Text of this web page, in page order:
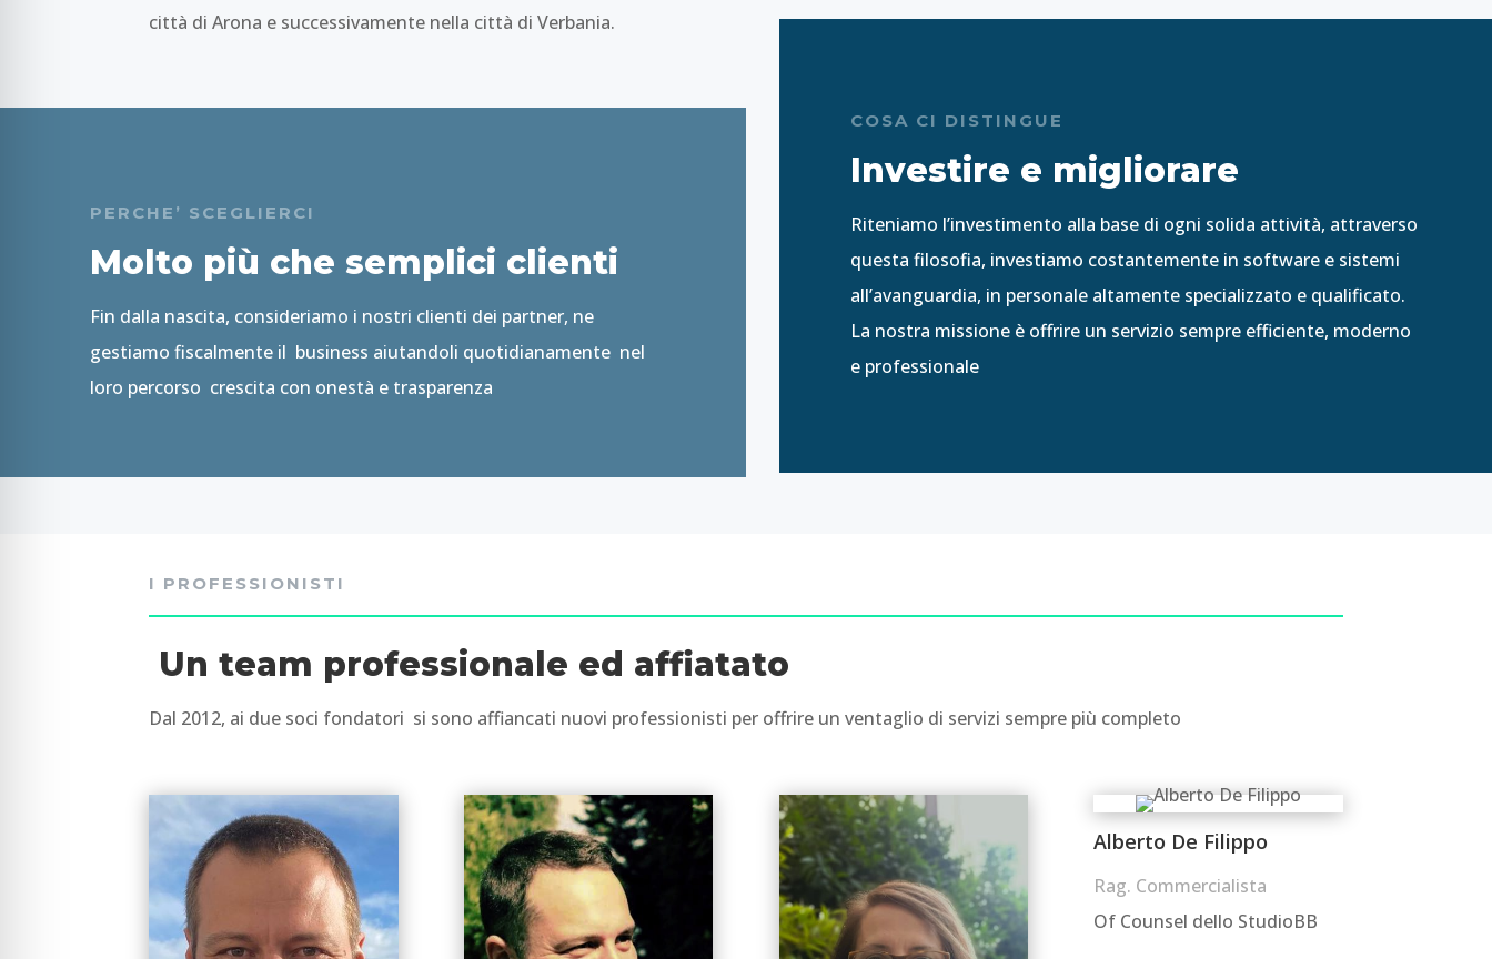
città di Arona e successivamente nella città di Verbania.
PERCHE’ SCEGLIERCI
Molto più che semplici clienti
Fin dalla nascita, consideriamo i nostri clienti dei partner, ne
gestiamo fiscalmente il business aiutandoli quotidianamente nel
loro percorso crescita con onestà e trasparenza
COSA CI DISTINGUE
Investire e migliorare
Riteniamo l’investimento alla base di ogni solida attività, attraverso
questa filosofia, investiamo costantemente in software e sistemi
all’avanguardia, in personale altamente specializzato e qualificato.
La nostra missione è offrire un servizio sempre efficiente, moderno
e professionale
I PROFESSIONISTI
Un team professionale ed affiatato
Dal 2012, ai due soci fondatori si sono affiancati nuovi professionisti per offrire un ventaglio di servizi sempre più completo
Alberto De Filippo
Rag. Commercialista
Of Counsel dello StudioBB